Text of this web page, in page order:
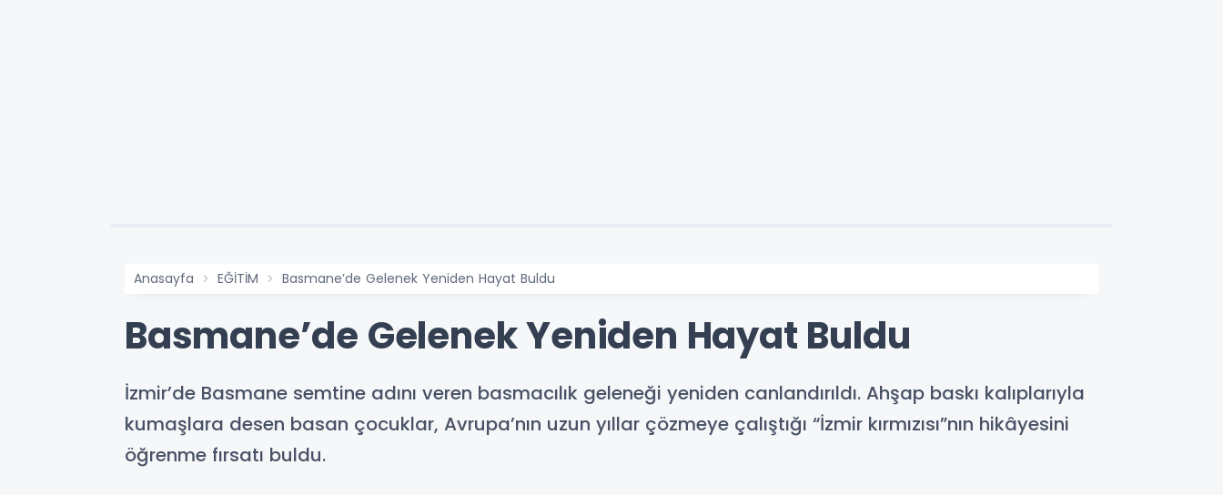
Anasayfa EĞİTİM Basmane’de Gelenek Yeniden Hayat Buldu
Basmane’de Gelenek Yeniden Hayat Buldu
İzmir’de Basmane semtine adını veren basmacılık geleneği yeniden canlandırıldı. Ahşap baskı kalıplarıyla
kumaşlara desen basan çocuklar, Avrupa’nın uzun yıllar çözmeye çalıştığı “İzmir kırmızısı”nın hikâyesini
öğrenme fırsatı buldu.